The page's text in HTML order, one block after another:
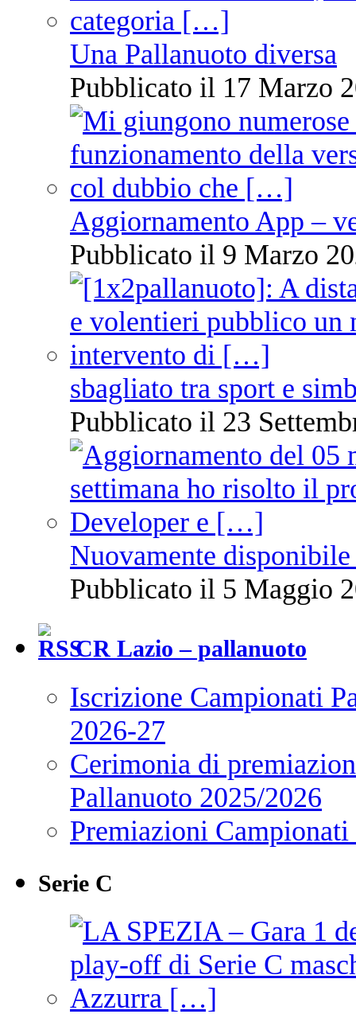
Una Pallanuoto diversa
Pubblicato il 17 Marzo
Aggiornamento App –
Pubblicato il 9 Marzo
sbagliato tra sport e
Pubblicato il 23
Nuovamente
Pubblicato il 5 Maggio
CR Lazio – pallanuoto
Iscrizione Campionati
2026-27
Cerimonia di
Pallanuoto 2025/2026
Premiazioni
Serie C